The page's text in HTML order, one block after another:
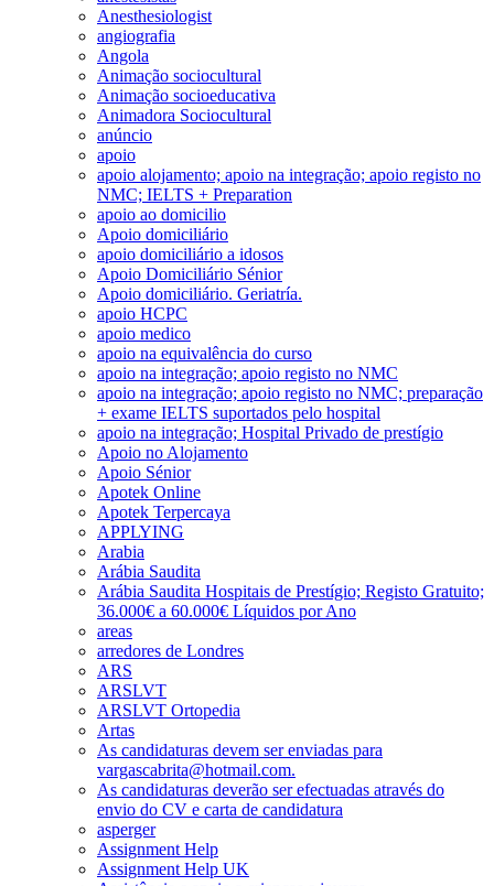
Anesthesiologist
angiografia
Angola
Animação sociocultural
Animação socioeducativa
Animadora Sociocultural
anúncio
apoio
apoio alojamento; apoio na integração; apoio registo no
NMC; IELTS + Preparation
apoio ao domicilio
Apoio domiciliário
apoio domiciliário a idosos
Apoio Domiciliário Sénior
Apoio domiciliário. Geriatría.
apoio HCPC
apoio medico
apoio na equivalência do curso
apoio na integração; apoio registo no NMC
apoio na integração; apoio registo no NMC; preparação
+ exame IELTS suportados pelo hospital
apoio na integração; Hospital Privado de prestígio
Apoio no Alojamento
Apoio Sénior
Apotek Online
Apotek Terpercaya
APPLYING
Arabia
Arábia Saudita
Arábia Saudita Hospitais de Prestígio; Registo Gratuito;
36.000€ a 60.000€ Líquidos por Ano
areas
arredores de Londres
ARS
ARSLVT
ARSLVT Ortopedia
Artas
As candidaturas devem ser enviadas para
vargascabrita@hotmail.com.
As candidaturas deverão ser efectuadas através do
envio do CV e carta de candidatura
asperger
Assignment Help
Assignment Help UK